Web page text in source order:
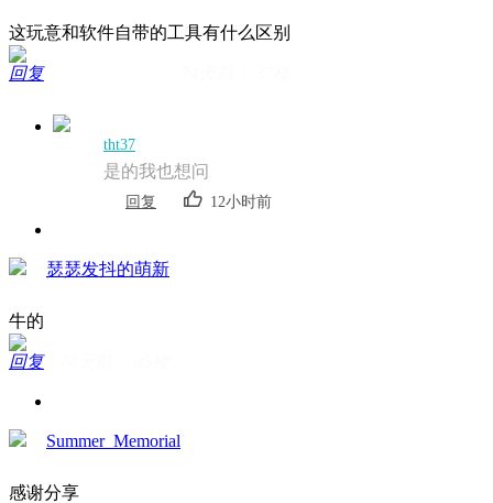
这玩意和软件自带的工具有什么区别
回复
tht37
是的我也想问
回复 12小时前
瑟瑟发抖的萌新
牛的
回复
Summer_Memorial
感谢分享